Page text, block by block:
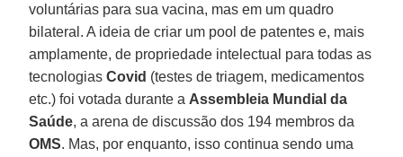
voluntárias para sua vacina, mas em um quadro
bilateral. A ideia de criar um pool de patentes e, mais
amplamente, de propriedade intelectual para todas as
tecnologiasCovid (testes de triagem, medicamentos
etc.) foi votada durante a Assembleia Mundial da
Saúde, a arena de discussão dos 194 membros da
OMS. Mas, por enquanto, isso continua sendo uma